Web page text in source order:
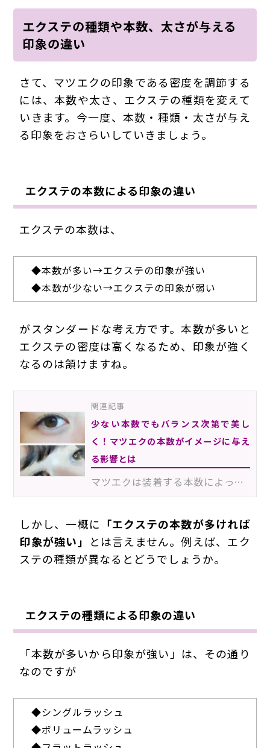
エクステの種類や本数、太さが与える
印象の違い
さて、マツエクの印象である密度を調節する
には、本数や太さ、エクステの種類を変えて
いきます。今一度、本数・種類・太さが与え
る印象をおさらいしていきましょう。
エクステの本数による印象の違い
エクステの本数は、
◆本数が多い→エクステの印象が強い
◆本数が少ない→エクステの印象が弱い
がスタンダードな考え方です。本数が多いと
エクステの密度は高くなるため、印象が強く
なるのは頷けますね。
関連記事
少ない本数でもバランス次第で美し
く！マツエクの本数がイメージに与え
る影響とは
マツエクは装着する本数によって、仕上がりの印象が大きく変わります。ナチュラルな仕上がりを望むお客様…
しかし、一概に 「エクステの本数が多ければ
印象が強い」 とは言えません。例えば、エク
ステの種類が異なるとどうでしょうか。
エクステの種類による印象の違い
「本数が多いから印象が強い」は、その通り
なのですが
◆シングルラッシュ
◆ボリュームラッシュ